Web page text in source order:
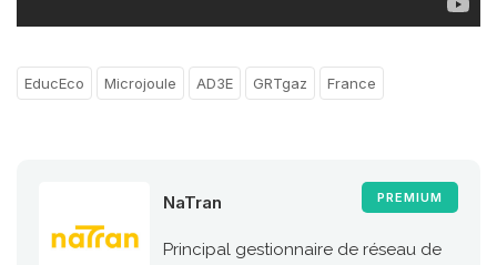
EducEco Microjoule AD3E GRTgaz France
PREMIUM
NaTran
Principal gestionnaire de réseau de